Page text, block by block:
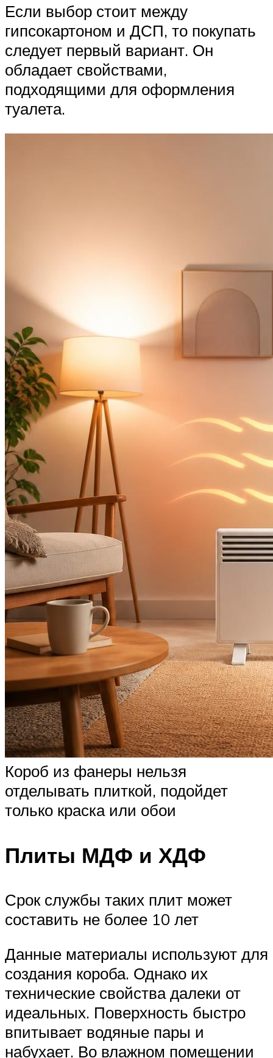
Если выбор стоит между
гипсокартоном и ДСП, то покупать
следует первый вариант. Он
обладает свойствами,
подходящими для оформления
туалета.
Короб из фанеры нельзя
отделывать плиткой, подойдет
только краска или обои
Плиты МДФ и ХДФ
Срок службы таких плит может
составить не более 10 лет
Данные материалы используют для
создания короба. Однако их
технические свойства далеки от
идеальных. Поверхность быстро
впитывает водяные пары и
набухает. Во влажном помещении